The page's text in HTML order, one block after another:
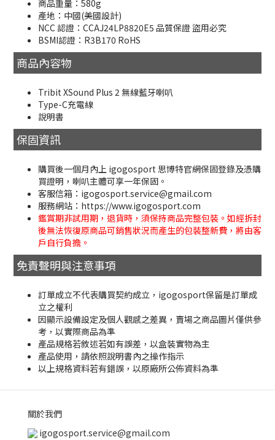
商品重量：580g
產地：中國(美國設計)
NCC 認證：CCAJ24LP8820E5 品質保證 盜用必究
BSMI認證：R3B170 RoHS
商品內容物
Tribit XSound Plus 2 無線藍牙喇叭
Type-C充電線
說明書
保固資訊
購買後一個月內上 igogosport 思博特官網保固登錄及憑購
買證明，喇叭主體可享一年保固。
客服信箱：igogosport.service@gmail.com
服務網站：https://www.igogosport.com
鑑賞期非試用期，退貨時，須保持商品完整包裝。如經拆封
後無法恢復原商品可銷售狀況而產生的包裝整新費，將由客
戶自行負擔。
免責聲明與注意事項
訂單成立不代表購買契約成立，igogosport保留是訂單成
立之權利
因顯示設備設定及個人觀感之差異，賣場之商品圖片僅供參
考，以實際商品為準
產品規格若敘述若如有誤差，以盒裝實物為主
產品使用，請依照說明書內之操作指示
以上規格資料若有錯誤，以原廠所公佈資料為準
關於我們
igogosport.service@gmail.com